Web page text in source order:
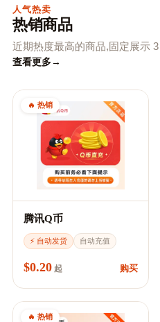
人气热卖
热销商品
近期热度最高的商品,固定展示 3
查看更多→
🔥 热销
腾讯Q币
⚡ 自动发货 自动充值
$0.20 起 购买
🔥 热销